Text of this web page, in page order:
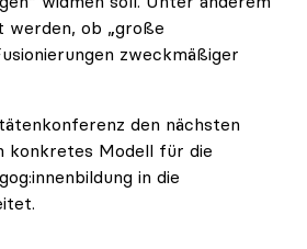
werden, ob „große
zweckmäßiger
den nächsten
konkretes Modell für die
in die